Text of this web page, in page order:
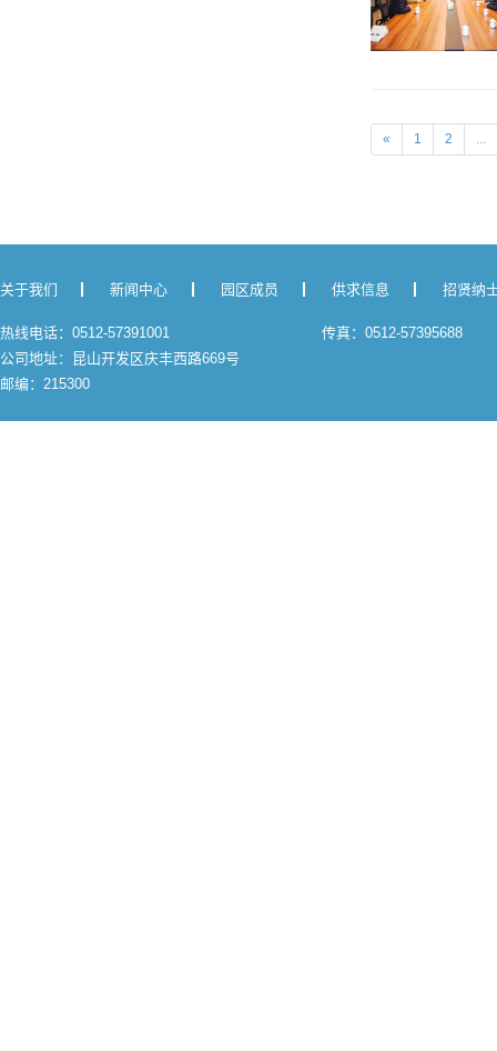
« 1 2 ...
关于我们 新闻中心 园区成员 供求信息 招贤纳
热线电话：0512-57391001
传真：0512-57395688
公司地址：昆山开发区庆丰西路669号
邮编：215300